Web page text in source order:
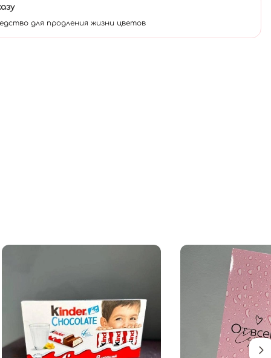
для продления жизни цветов